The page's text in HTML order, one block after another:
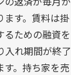
ます。賃料は掛
るための融資を
入れ期間が終了
す。持ち家を売